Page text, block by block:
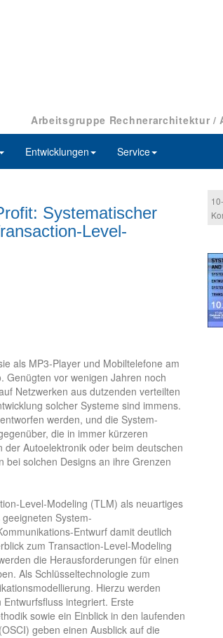
Arbeitsgruppe Rechnerarchitektur /
Entwicklungen Service
Systematischer
Level-
als MP3-Player und Mobiltelefone am
Genügten vor wenigen Jahren noch
Netzwerken aus dutzenden verteilten
solcher Systeme sind immens.
werden, und die System-
die in immer kürzeren
Autoelektronik oder beim deutschen
bei solchen Designs an ihre Grenzen
Level-Modeling (TLM) als neuartiges
System-
Entwurf damit deutlich
zum Transaction-Level-Modeling
die Herausforderungen für einen
Als Schlüsseltechnologie zum
Hierzu werden
integriert. Erste
sowie ein Einblick in den laufenden
geben einen Ausblick auf die